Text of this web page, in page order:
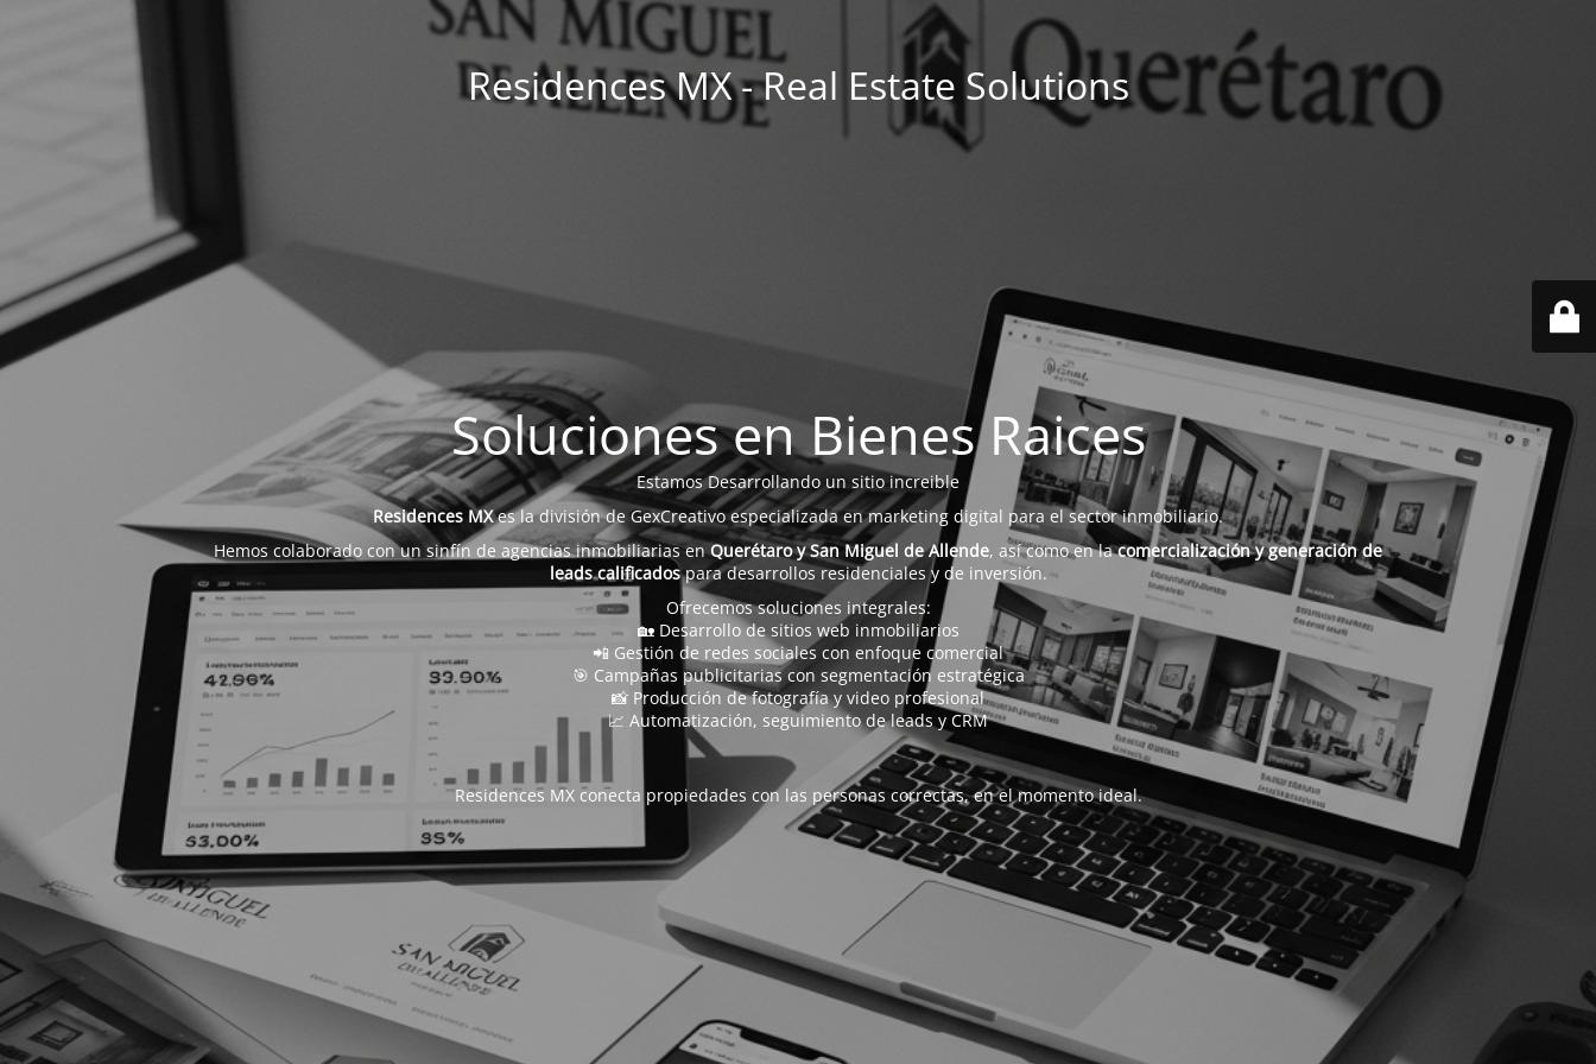
Residences MX - Real Estate Solutions
Soluciones en Bienes Raices
Estamos Desarrollando un sitio increible
Residences MXes la división de GexCreativo especializada en marketing digital para el sector inmobiliario.
Hemos colaborado con un sinfín de agencias inmobiliarias enQuerétaro y San Miguel de Allende, así como en lacomercialización y generación de
leads calificadospara desarrollos residenciales y de inversión.
Ofrecemos soluciones integrales:
🏡 Desarrollo de sitios web inmobiliarios
📲 Gestión de redes sociales con enfoque comercial
🎯 Campañas publicitarias con segmentación estratégica
📸 Producción de fotografía y video profesional
📈 Automatización, seguimiento de leads y CRM
Residences MX conecta propiedades con las personas correctas, en el momento ideal.